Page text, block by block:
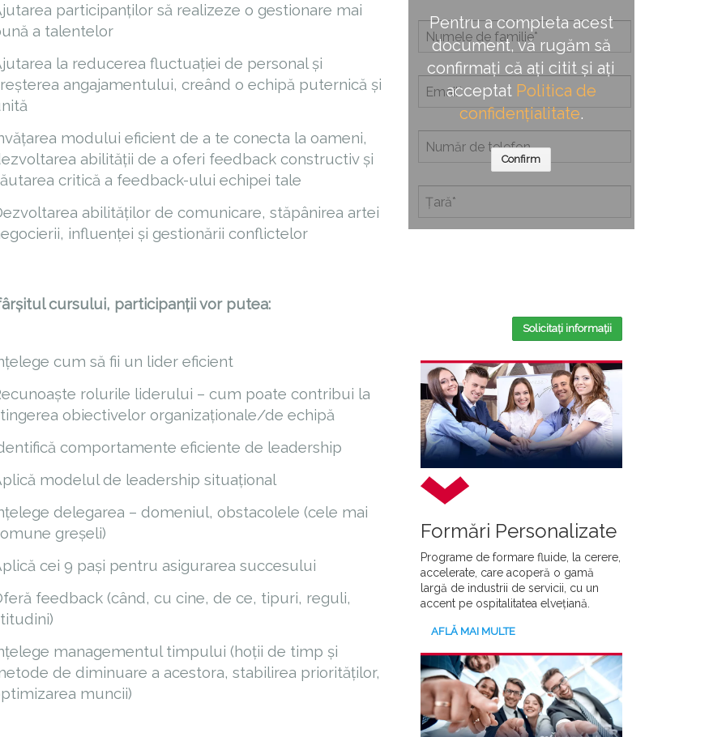
participanților să realizeze o gestionare mai
a talentelor
la reducerea fluctuației de personal și
angajamentului, creând o echipă puternică și
modului eficient de a te conecta la oameni,
abilității de a oferi feedback constructiv și
critică a feedback-ului echipei tale
abilităților de comunicare, stăpânirea artei
influenței și gestionării conflictelor
cursului, participanții vor putea:
cum să fii un lider eficient
rolurile liderului – cum poate contribui la
obiectivelor organizaționale/de echipă
comportamente eficiente de leadership
modelul de leadership situațional
delegarea – domeniul, obstacolele (cele mai
greșeli)
cei 9 pași pentru asigurarea succesului
feedback (când, cu cine, de ce, tipuri, reguli,
managementul timpului (hoții de timp și
de diminuare a acestora, stabilirea priorităților,
muncii)
Pentru a completa acest
document, vă rugăm să
confirmați că ați citit și ați
acceptat Politica de
confidențialitate.
Confirm
Solicitați informații
Formări Personalizate
Programe de formare fluide, la cerere,
accelerate, care acoperă o gamă
largă de industrii de servicii, cu un
accent pe ospitalitatea elvețiană.
AFLĂ MAI MULTE